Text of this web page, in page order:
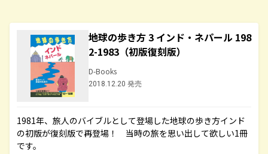
地球の歩き方 3 インド・ネパール 198
2-1983（初版復刻版）
D-Books
2018.12.20 発売
1981年、旅人のバイブルとして登場した地球の歩き方インド
の初版が復刻版で再登場！ 当時の旅を思い出して欲しい1冊
です。